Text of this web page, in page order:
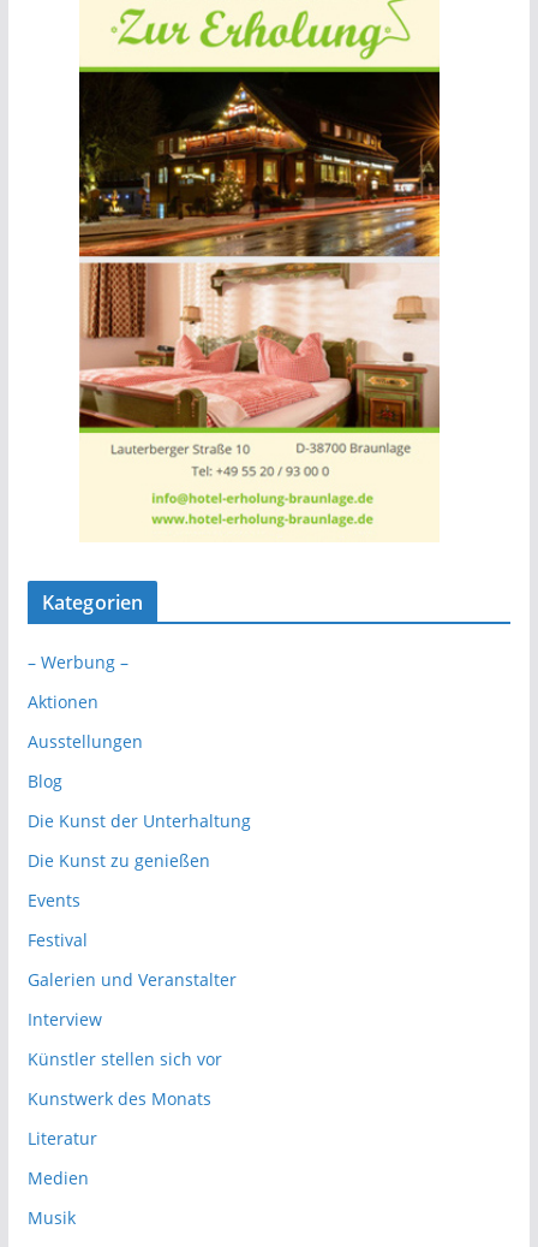
Kategorien
– Werbung –
Aktionen
Ausstellungen
Blog
Die Kunst der Unterhaltung
Die Kunst zu genießen
Events
Festival
Galerien und Veranstalter
Interview
Künstler stellen sich vor
Kunstwerk des Monats
Literatur
Medien
Musik